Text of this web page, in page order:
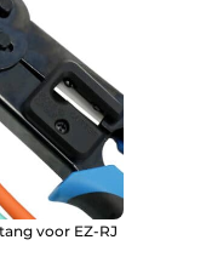
voor EZ-RJ